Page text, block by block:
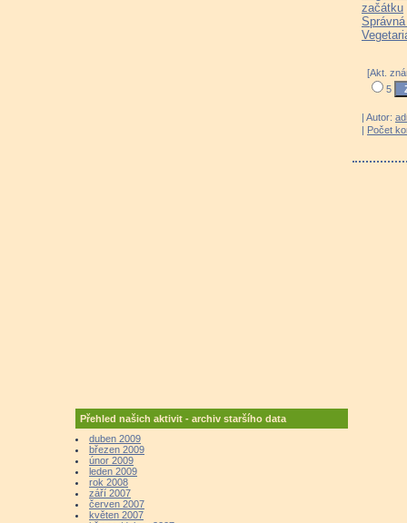
Přehled našich aktivit - archiv staršího data
duben 2009
březen 2009
únor 2009
leden 2009
rok 2008
září 2007
červen 2007
květen 2007
začátku
[Akt.
5
| Autor:
| Počet